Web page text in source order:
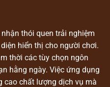
thói quen trải nghiệm
hiển thị cho người chơi.
thời các tùy chọn ngôn
hằng ngày. Việc ứng dụng
cao chất lượng dịch vụ mà